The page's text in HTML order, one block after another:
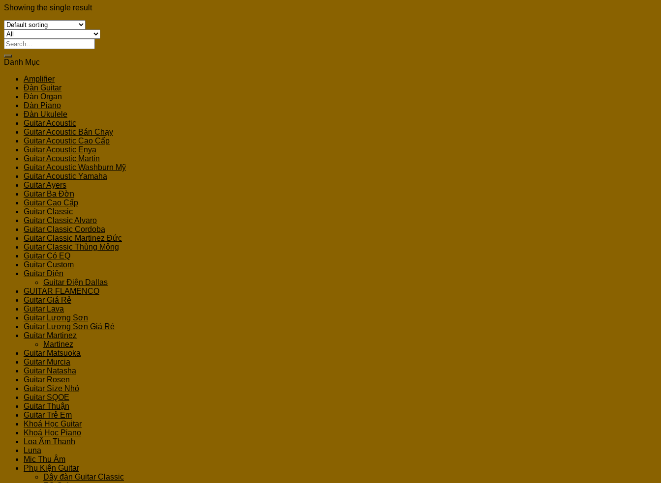
Showing the single result
Search
for:
Danh Mục
Amplifier
Đàn Guitar
Đàn Organ
Đàn Piano
Đàn Ukulele
Guitar Acoustic
Guitar Acoustic Bán Chạy
Guitar Acoustic Cao Cấp
Guitar Acoustic Enya
Guitar Acoustic Martin
Guitar Acoustic Washburn Mỹ
Guitar Acoustic Yamaha
Guitar Ayers
Guitar Ba Đờn
Guitar Cao Cấp
Guitar Classic
Guitar Classic Alvaro
Guitar Classic Cordoba
Guitar Classic Martinez Đức
Guitar Classic Thùng Mỏng
Guitar Có EQ
Guitar Custom
Guitar Điện
Guitar Điện Dallas
GUITAR FLAMENCO
Guitar Giá Rẻ
Guitar Lava
Guitar Lương Sơn
Guitar Lương Sơn Giá Rẻ
Guitar Martinez
Martinez
Guitar Matsuoka
Guitar Murcia
Guitar Natasha
Guitar Rosen
Guitar Size Nhỏ
Guitar SQOE
Guitar Thuận
Guitar Trẻ Em
Khoá Học Guitar
Khoá Học Piano
Loa Âm Thanh
Luna
Mic Thu Âm
Phụ Kiện Guitar
Dây đàn Guitar Classic